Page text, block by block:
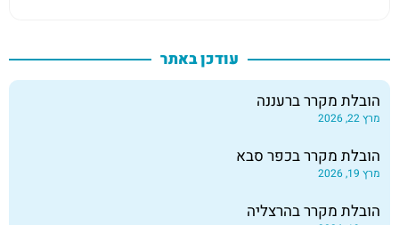
עודכן באתר
הובלת מקרר ברעננה
מרץ 22, 2026
הובלת מקרר בכפר סבא
מרץ 19, 2026
הובלת מקרר בהרצליה